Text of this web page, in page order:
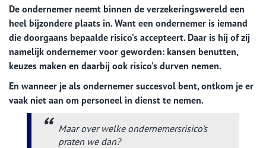
De ondernemer neemt binnen de verzekeringswereld een
heel bijzondere plaats in. Want een ondernemer is iemand
die doorgaans bepaalde risico’s accepteert. Daar is hij of zij
namelijk ondernemer voor geworden: kansen benutten,
keuzes maken en daarbij ook risico’s durven nemen.
En wanneer je als ondernemer succesvol bent, ontkom je er
vaak niet aan om personeel in dienst te nemen.
Maar over welke ondernemersrisico's
praten we dan?